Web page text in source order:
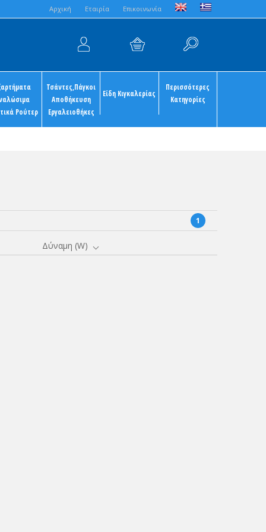
Aρχική Εταιρία Επικοινωνία
Ρούτερ
Τσάντες,Πάγκοι
Αποθήκευση
Εργαλειοθήκες
Είδη Κιγκαλερίας
Περισσότερες
Κατηγορίες
1
Δύναμη (W)